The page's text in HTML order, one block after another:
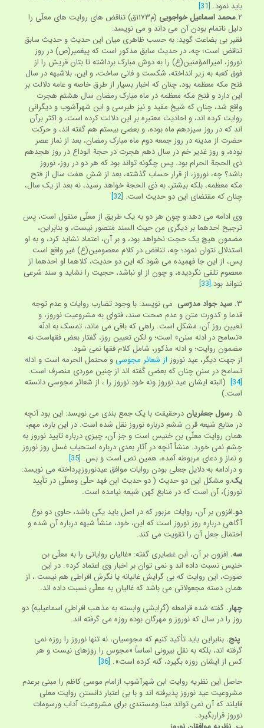
باید نمود. [31]
۲.محمد اسماعیل خواجویی
(م‏۱۱۷۳ق) تناقض های روایت های معلّی را
دلیل ناتمام بودن آن می داند و می نویسد:
فقیر بی بضاعت گوید: به حسب ظاهری میان این حدیث و حدیث سابق
تناقض است؛ چه، در حدیث سابق مذکور است که پیغمبر(ص) در روز
نوروز، امیرالمؤمنین(ع) را به دوش مبارک برداشته تا بتان قریش را از
فوق کعبه به زیر انداخته، شکست و فانی ساخت، و این، بلاشبهه در سال
فتح مکه معظمه بود، چنان که اخبار بسیار از طرق خاصه و عامه دلالت بر
این دارد و فتح مکه معظمه در ماه مبارک رمضان سال هشتم هجرت
واقع شد، چنان که شیخ مفید و نیز طبرسی و این شهرآشوب و دیگرانی
روایت کرده اند، و احادیث معتبره بر این دلالت کرده است، و اکثر برآن
اند که در روز سیزدهم ماه بوده، و بعضی بیستم هم گفته اند، و حرکت
حضرت از مدینه در روز جمعه دوم ماه مبارک رمضان، بعد از نماز عصر
بوده، و روز غدیر خم در سال دهم هجرت در حجة الوداع در روز هجدهم
ذی الحجة الحرام بود. پس چگونه تواند بود که هر دو در روز، نوروز
باشد؟ چه، نوروز، از قرار حساب گذشته، بعد از شش هفت سال از فتح
مکه معظمه، بلکه بیشتر، به ذی الحجة خواهد رسید، نه بعد از یک سال،
چنان که مقتضای این دو حدیث است. [32]
وی ادامه می دهد:و چون هر دو به یک طریق از معلّی منقول است، پس
ترجیح احدهما بر دیگری من حیث السند متصور نیست، و بنابراین،
مضمون هیچ یک حجت نخواهد بود، و بر آن، اعتماد نشاید کرد، و به او
استدلال نتوان نمود؛ چه، تناقض در کلام معصومین(ع) غیر واقع است.
پس، از این جا فهمیده می شود که این دو حدیث، کلاهما او احدهما از
معصوم تلقی نگردیده، و چون از او نباشد، حجیت را نشاید و سند شرعی
نتواند بود.[33]
۳. سید جواد مدرّسی می نویسد: با وجود تضارب روایات و عدم توجه
قدما و کدورت متن و عدم صحت سند، فتوای به مشروعیت نوروز، و
تعیین روز آن، مشکل است. راهی که باقی می ماند، تمسک به ادلّه
«تسامح در ادله سنن» است؛ و لکن تعیین روز، گفتار بعض فقهاست نه
مضمون روایت؛ و ادله مذکور، شامل کلام فقها نمی شود.
از جهت دیگر، عید نوروز از شعائر مجوسیو محتمل الحرمه است و ادله
تسامح در سنن چنان که بعضی گفته اند از چنین موردی منصرف است.
[34]
(البته ایشان عید نوروز ونه خود نوروز را ، از شعائر مجوسی دانسته
است.)
۵. رسول جعفریان درحقیقت با یک جمع بندی می نویسد: این بود آنچه
در منابع شیعه قرن ششم درباره نوروز نقل شده است. در این باره، مهم،
همان روایت معلّی بن خنیس است و جز آن، چیزی درباره تایید نوروز به
چشم نمی خورد. منشأ آنچه در آثار بعدی درباره استحباب غسل روز نوروز
و نماز و دعای مربوطه آمده، همین نص است و بس. [35]
و درادامه به دلایل جعلی بودن روایات موافق عیدنوروزپرداخته می نویسد:
یک.و مشکل این دو حدیث ( دو حدیث ابن فهد حلّی ومعلّی در تأیید
نوروز)، آن است که در منابع کهن شیعه نیامده است.
دو.افزون بر آن، روایات مزبور که در اصل باید یکی باشد، حاوی دو نوع
آگاهی درباره روز نوروز است که این، خود، منشأ شبهه درباره آن شده و
احتمال جعل آن را تقویت می کند.
سه. افزون بر آن، ابن غضایری گفته: «غالیان روایاتی را به معلّی بن
خنیس نسبت داده اند و نمی توان بر اخبار وی اعتماد کرد». در این
صورت، این روایت که بی گرایش غالیانه یا نگرش افراطی هم نیست ، از
همان دسته مجعولاتی می باشد که غالیان به معلّی نسبت داده اند.
چهار. گفته شده قرامطه (گرایشی وابسته به مذهب افراطی اسماعیلیه) دو
روز را در سال که نوروز و مهرگان بوده روزه می گرفته اند.
پنج. بنابراین باید تأکید کنیم که مجوسیان، نه تنها نوروز را روزه نمی
گرفته اند، بلکه به نقل بیرونی اساساً «مجوس را روزه‏ای نیست و هر
کس از ایشان روزه بگیرد، گنه کرده است». [36]
حاصل این نظریه روایت ابن شهرآشوب ازامام موسی کاظم را مبنی برعدم
مشروعیت عید نوروز پذیرفته اند و با بی اعتبار دانستن روایت معلی
قایلند که آن نمی تواند مبنا ومستندی برای مشروعیت آداب ورسومات
نوروز قراربگیرد.